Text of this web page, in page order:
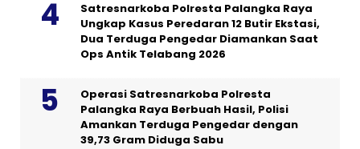
Satresnarkoba Polresta Palangka Raya
Ungkap Kasus Peredaran 12 Butir Ekstasi,
Dua Terduga Pengedar Diamankan Saat
Ops Antik Telabang 2026
Operasi Satresnarkoba Polresta
Palangka Raya Berbuah Hasil, Polisi
Amankan Terduga Pengedar dengan
39,73 Gram Diduga Sabu